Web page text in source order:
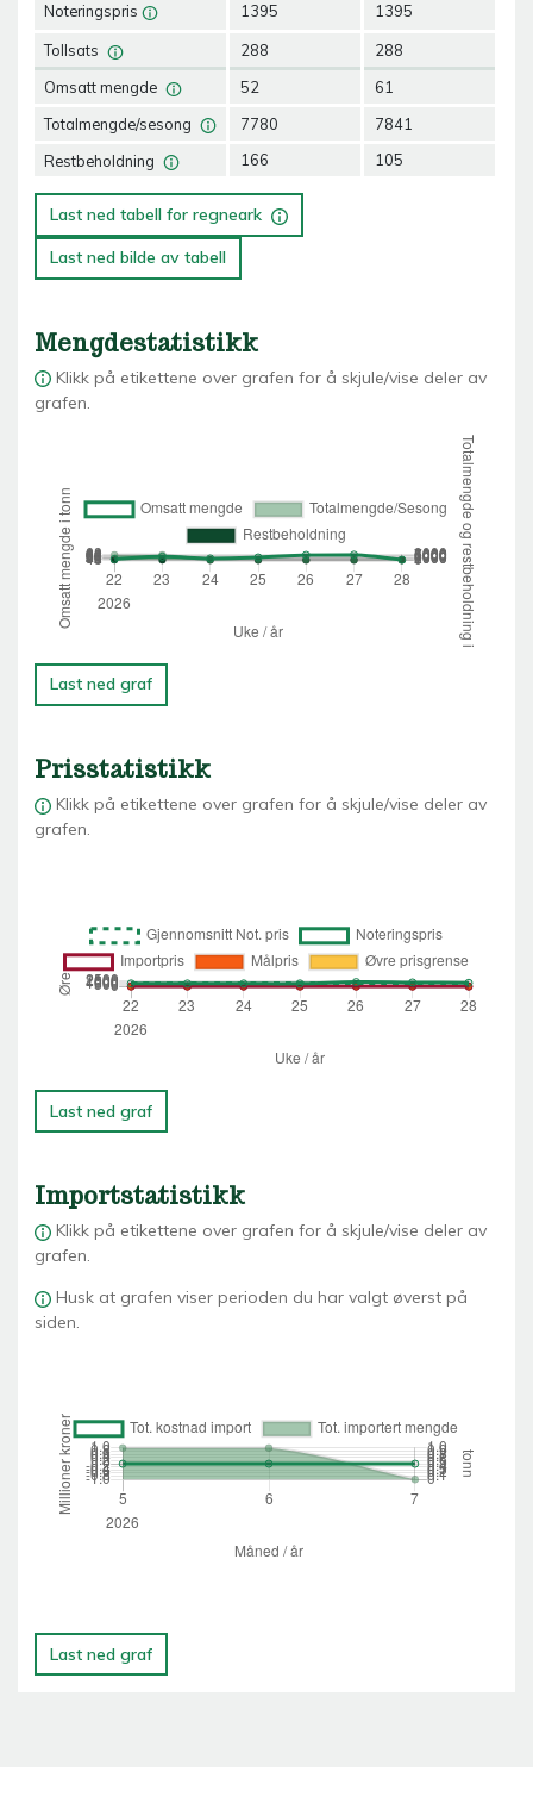
Noteringspris
Tollsats
Omsatt mengde
Totalmengde/sesong
Restbeholdning
1395
288
52
7780
166
1395
288
61
7841
105
Last ned tabell for regneark
Last ned bilde av tabell
Mengdestatistikk
Klikk på etikettene over grafen for å skjule/vise deler av
grafen.
Last ned graf
Prisstatistikk
Klikk på etikettene over grafen for å skjule/vise deler av
grafen.
Last ned graf
Importstatistikk
Klikk på etikettene over grafen for å skjule/vise deler av
grafen.
Husk at grafen viser perioden du har valgt øverst på
siden.
Last ned graf